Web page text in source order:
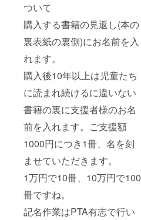
ついて
購入する書籍の見返し(本の
裏表紙の裏側)にお名前を入
れます。
購入後10年以上は児童たち
に読まれ続けるに違いない
書籍の裏に支援者様のお名
前を入れます。ご支援額
1000円につき1冊、名を刻
ませていただきます。
1万円で10冊、10万円で100
冊ですね。
記名作業はPTA有志で行い